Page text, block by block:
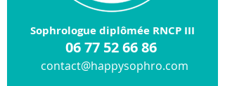
Sophrologue diplômée RNCP III
​0677 52 66 86
contact@happysophro.com